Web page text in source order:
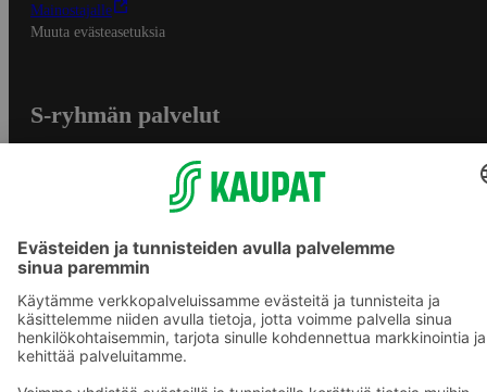
Mainostajalle
Muuta evästeasetuksia
S-ryhmän palvelut
S-ostoslista -sovellus
Prisma.fi
Sokos.fi
S-Pankki
Yhteishyvä
Sokos Hotels